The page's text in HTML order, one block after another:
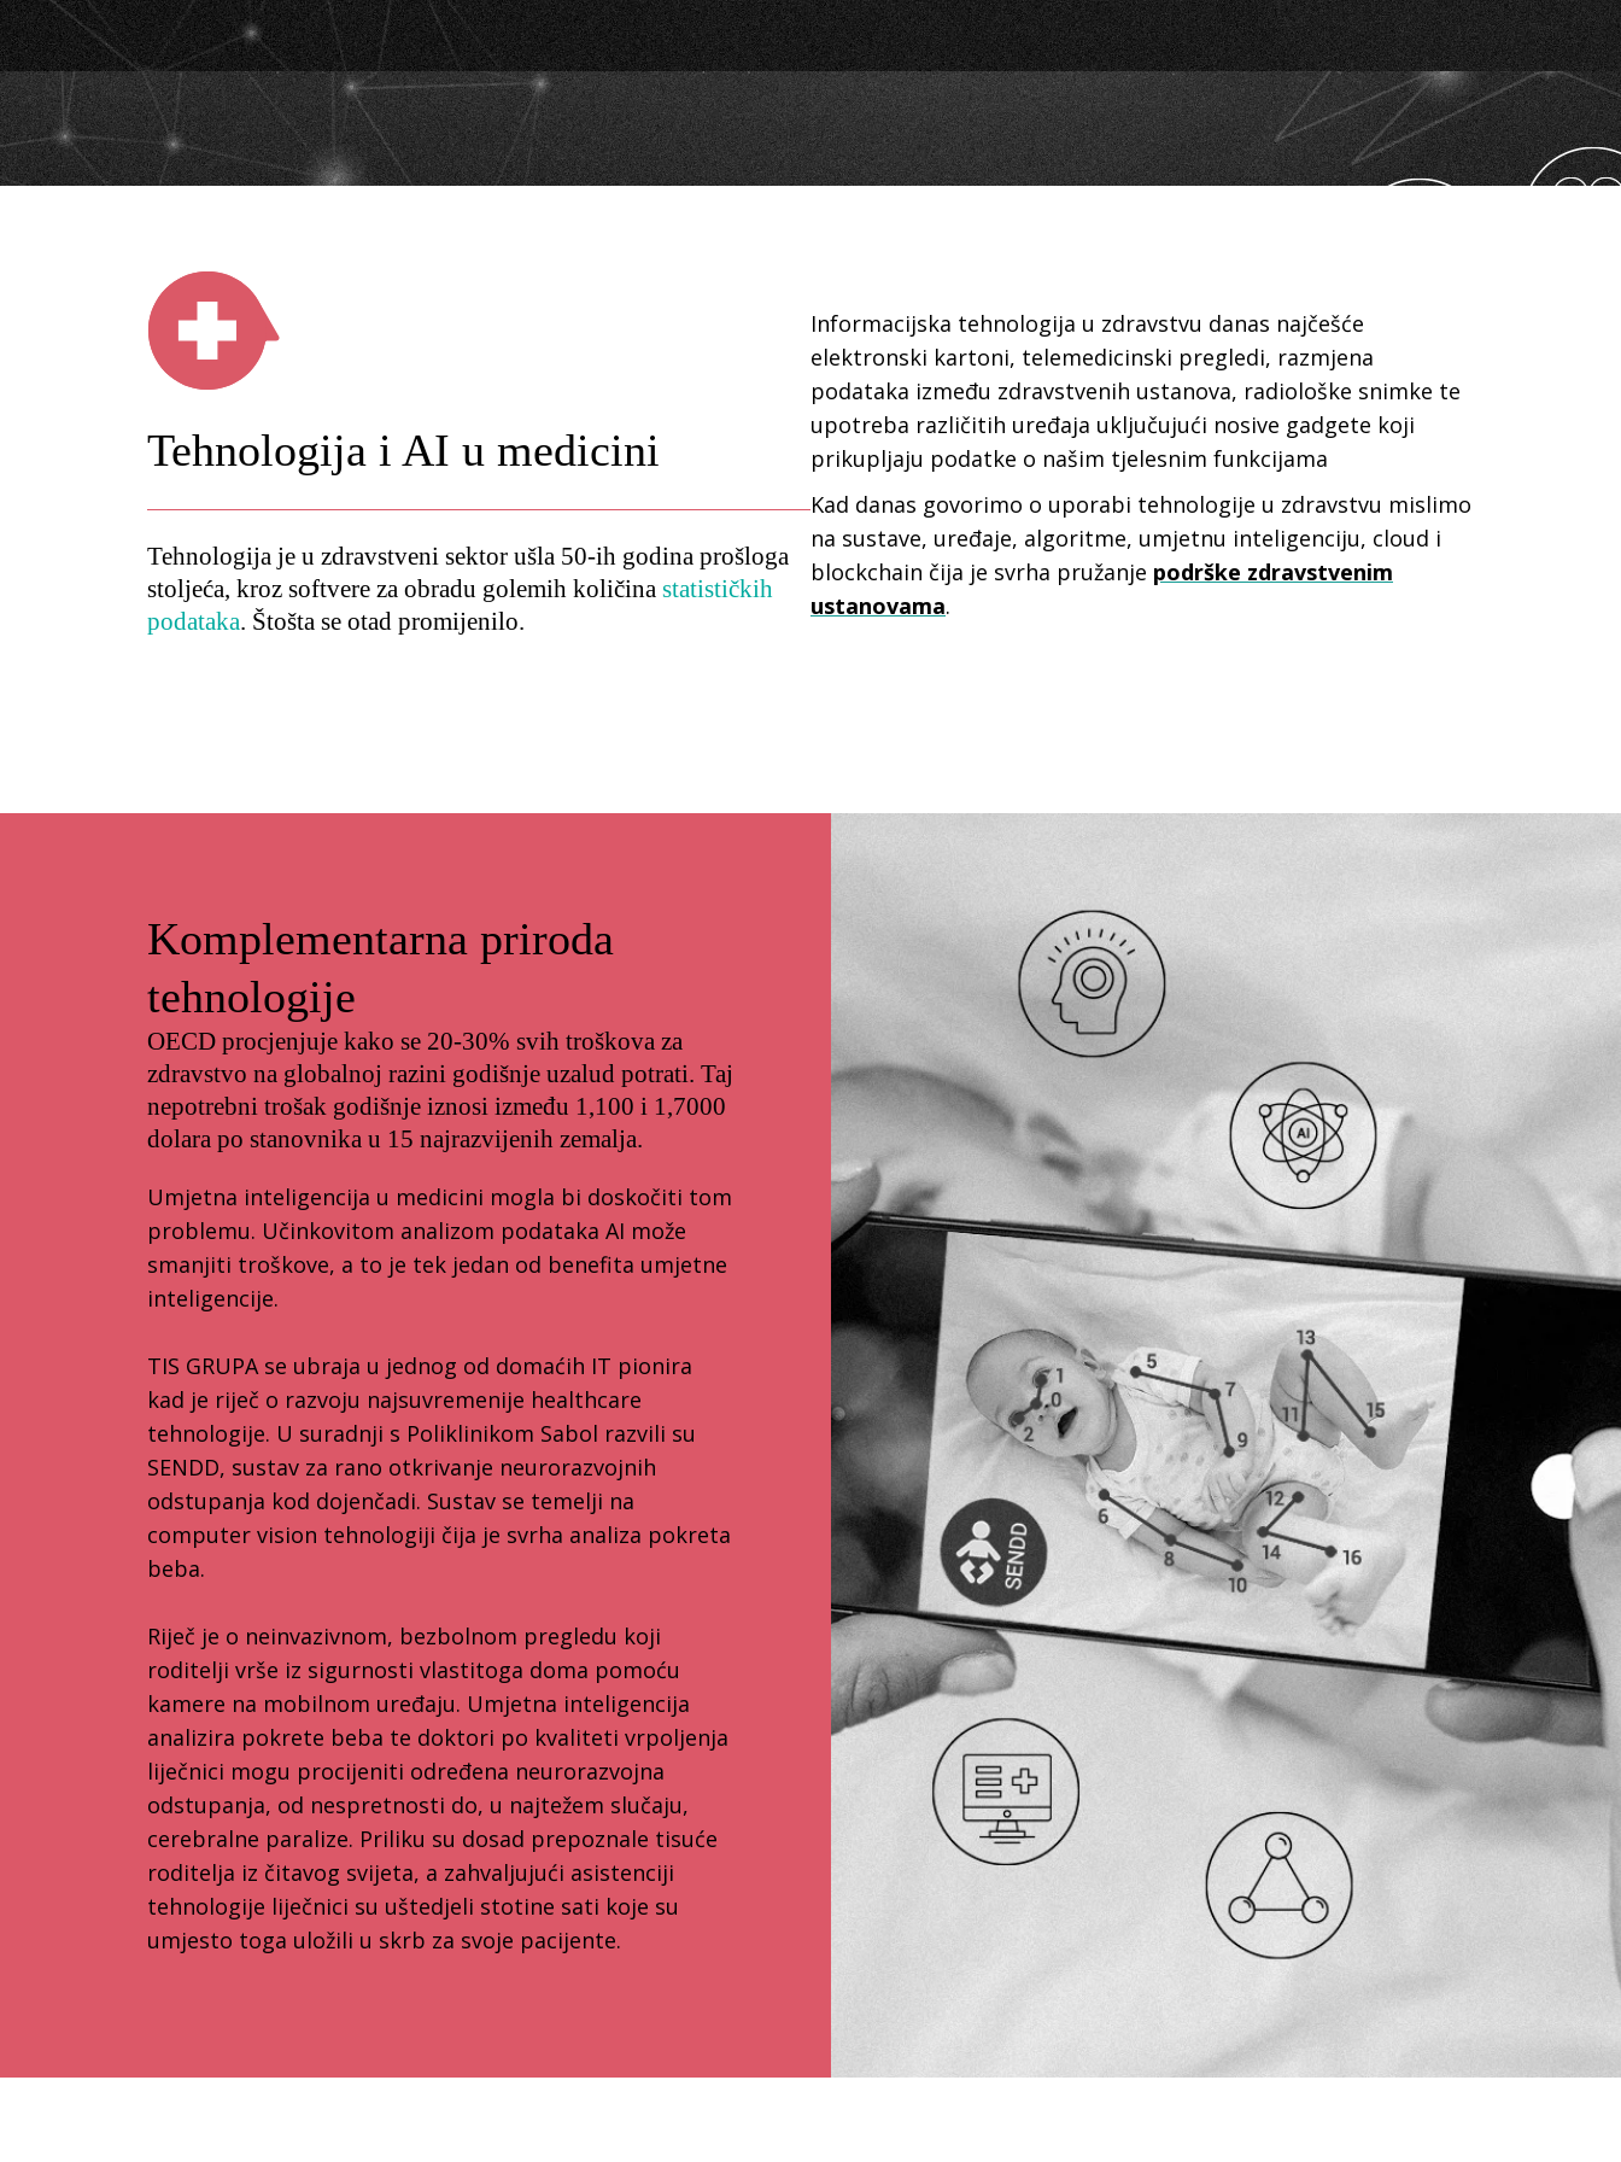
Tehnologija i AI u medicini
Tehnologija je u zdravstveni sektor ušla 50-ih godina prošloga
stoljeća, kroz softvere za obradu golemih količina statističkih
podataka. Štošta se otad promijenilo.
Informacijska tehnologija u zdravstvu danas najčešće
elektronski kartoni, telemedicinski pregledi, razmjena
podataka između zdravstvenih ustanova, radiološke snimke te
upotreba različitih uređaja uključujući nosive gadgete koji
prikupljaju podatke o našim tjelesnim funkcijama
Kad danas govorimo o uporabi tehnologije u zdravstvu mislimo
na sustave, uređaje, algoritme, umjetnu inteligenciju, cloud i
blockchain čija je svrha pružanje podrške zdravstvenim
ustanovama.
Komplementarna priroda
tehnologije
OECD procjenjuje kako se 20-30% svih troškova za
zdravstvo na globalnoj razini godišnje uzalud potrati. Taj
nepotrebni trošak godišnje iznosi između 1,100 i 1,7000
dolara po stanovnika u 15 najrazvijenih zemalja.
Umjetna inteligencija u medicini mogla bi doskočiti tom
problemu. Učinkovitom analizom podataka AI može
smanjiti troškove, a to je tek jedan od benefita umjetne
inteligencije.
TIS GRUPA se ubraja u jednog od domaćih IT pionira
kad je riječ o razvoju najsuvremenije healthcare
tehnologije. U suradnji s Poliklinikom Sabol razvili su
SENDD, sustav za rano otkrivanje neurorazvojnih
odstupanja kod dojenčadi. Sustav se temelji na
computer vision tehnologiji čija je svrha analiza pokreta
beba.
Riječ je o neinvazivnom, bezbolnom pregledu koji
roditelji vrše iz sigurnosti vlastitoga doma pomoću
kamere na mobilnom uređaju. Umjetna inteligencija
analizira pokrete beba te doktori po kvaliteti vrpoljenja
liječnici mogu procijeniti određena neurorazvojna
odstupanja, od nespretnosti do, u najtežem slučaju,
cerebralne paralize. Priliku su dosad prepoznale tisuće
roditelja iz čitavog svijeta, a zahvaljujući asistenciji
tehnologije liječnici su uštedjeli stotine sati koje su
umjesto toga uložili u skrb za svoje pacijente.